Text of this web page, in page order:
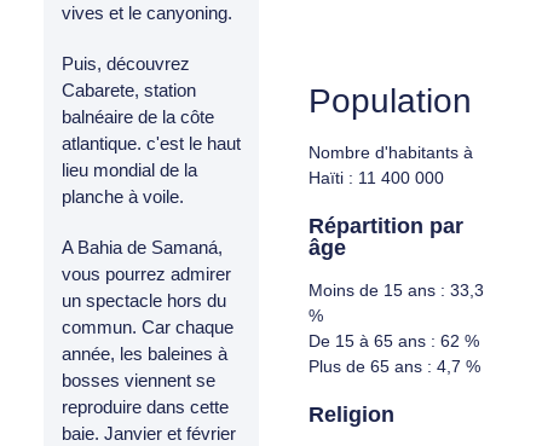
vives et le canyoning.
Puis, découvrez
Cabarete, station
balnéaire de la côte
atlantique. c'est le haut
lieu mondial de la
planche à voile.
A Bahia de Samaná,
vous pourrez admirer
un spectacle hors du
commun. Car chaque
année, les baleines à
bosses viennent se
reproduire dans cette
baie. Janvier et février
Population
Nombre d'habitants à
Haïti : 11 400 000
Répartition par
âge
Moins de 15 ans : 33,3
%
De 15 à 65 ans : 62 %
Plus de 65 ans : 4,7 %
Religion